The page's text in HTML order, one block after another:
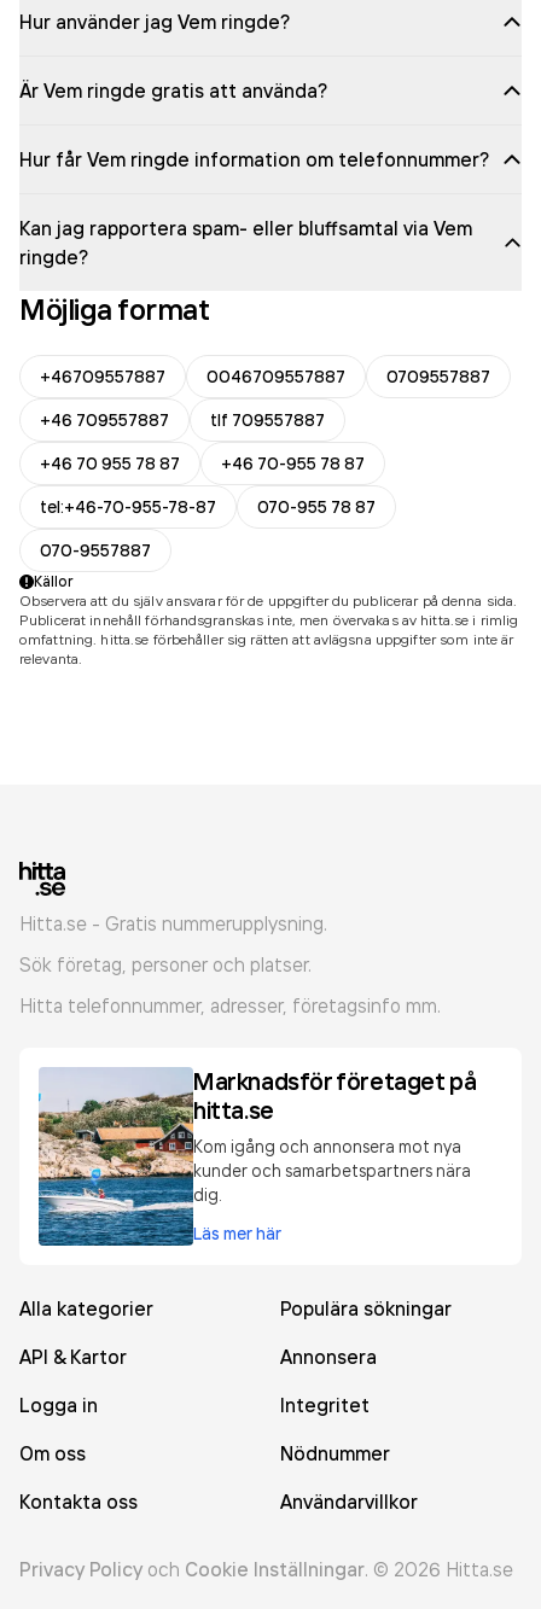
Hur använder jag Vem ringde?
Är Vem ringde gratis att använda?
Hur får Vem ringde information om telefonnummer?
Kan jag rapportera spam- eller bluffsamtal via Vem
ringde?
Möjliga format
+46709557887 0046709557887
0709557887
+46 709557887
tlf 709557887
+46 70 955 78 87
+46 70-955 78 87
tel:+46-70-955-78-87
070-955 78 87
070-9557887
Källor
Observera att du själv ansvarar för de uppgifter du publicerar på denna sida.
Publicerat innehåll förhandsgranskas inte, men övervakas av hitta.se i rimlig
omfattning. hitta.se förbehåller sig rätten att avlägsna uppgifter som inte är
relevanta.
Hitta.se - Gratis nummerupplysning.
Sök företag, personer och platser.
Hitta telefonnummer, adresser, företagsinfo mm.
Marknadsför företaget på
hitta.se
Kom igång och annonsera mot nya
kunder och samarbetspartners nära
dig.
Läs mer här
Alla kategorier
Populära sökningar
API & Kartor
Annonsera
Logga in
Integritet
Om oss
Nödnummer
Kontakta oss
Användarvillkor
Privacy Policy och Cookie Inställningar. © 2026 Hitta.se